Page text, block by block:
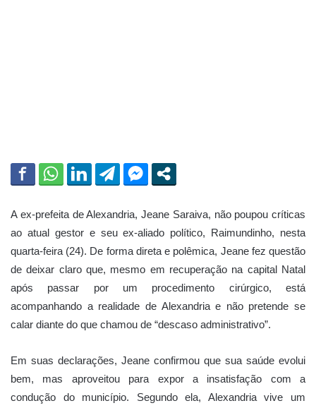
A ex-prefeita de Alexandria, Jeane Saraiva, não poupou críticas
ao atual gestor e seu ex-aliado político, Raimundinho, nesta
quarta-feira (24). De forma direta e polêmica, Jeane fez questão
de deixar claro que, mesmo em recuperação na capital Natal
após passar por um procedimento cirúrgico, está
acompanhando a realidade de Alexandria e não pretende se
calar diante do que chamou de “descaso administrativo”.
Em suas declarações, Jeane confirmou que sua saúde evolui
bem, mas aproveitou para expor a insatisfação com a
condução do município. Segundo ela, Alexandria vive um